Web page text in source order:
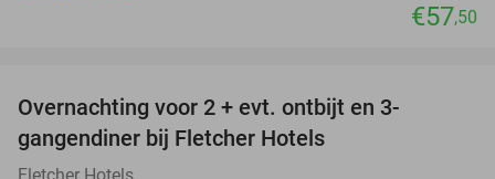
€57,50
Overnachting voor 2 + evt. ontbijt en 3-
gangendiner bij Fletcher Hotels